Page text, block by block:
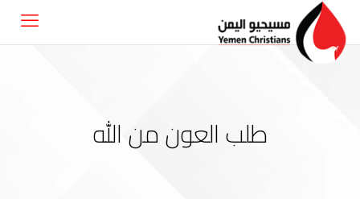
طلب العون من الله